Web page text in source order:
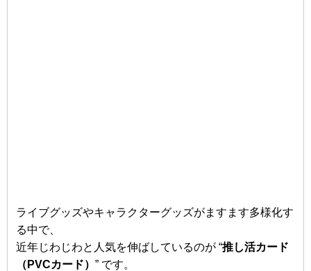
ライブグッズやキャラクターグッズがますます多様化す
る中で、
近年じわじわと人気を伸ばしているのが “推し活カード
（PVCカード） ” です。